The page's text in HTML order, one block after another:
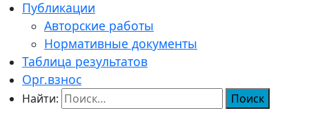
Публикации
Авторские работы
Нормативные документы
Таблица результатов
Орг.взнос
Найти: